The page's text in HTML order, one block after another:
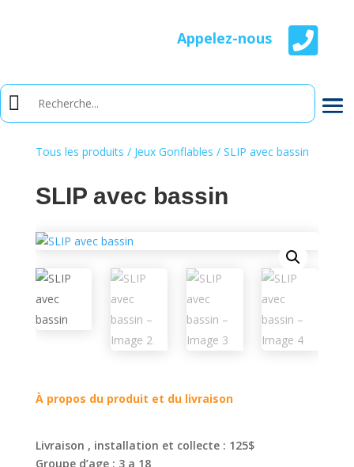
Appelez-nous 
Tous les produits / Jeux Gonflables / SLIP avec bassin
SLIP avec bassin
À propos du produit et du livraison
Livraison , installation et collecte : 125$
Groupe d’age : 3 a 18